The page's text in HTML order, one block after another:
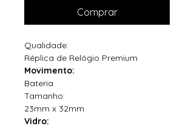
Comprar
Qualidade:
Réplica de Relógio Premium
Movimento:
Bateria
Tamanho:
23mm x 32mm
Vidro: